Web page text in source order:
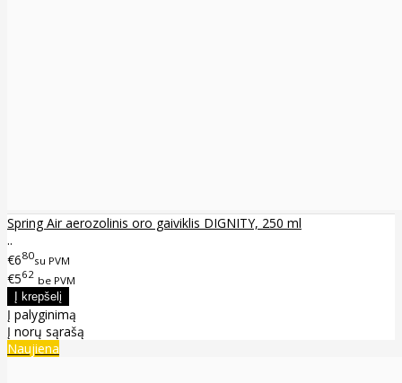
Spring Air aerozolinis oro gaiviklis DIGNITY, 250 ml
..
€680su PVM
€562 be PVM
Į palyginimą
Į norų sąrašą
Naujiena